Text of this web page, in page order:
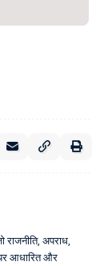
अपराध,
पर आधारित और